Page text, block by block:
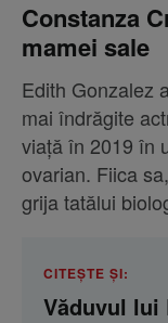
Constanza
mamei sale
Edith Gonzalez
mai îndrăgite
viață în 2019 în
ovarian. Fiica
grija tatălui
CITEȘTE ȘI:
Văduvul lui